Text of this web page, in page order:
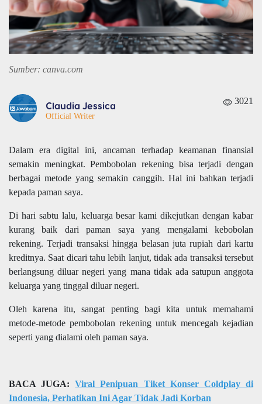
Sumber: canva.com
Claudia Jessica
Official Writer
3021
Dalam era digital ini, ancaman terhadap keamanan finansial
semakin meningkat. Pembobolan rekening bisa terjadi dengan
berbagai metode yang semakin canggih. Hal ini bahkan terjadi
kepada paman saya.
Di hari sabtu lalu, keluarga besar kami dikejutkan dengan kabar
kurang baik dari paman saya yang mengalami kebobolan
rekening. Terjadi transaksi hingga belasan juta rupiah dari kartu
kreditnya. Saat dicari tahu lebih lanjut, tidak ada transaksi tersebut
berlangsung diluar negeri yang mana tidak ada satupun anggota
keluarga yang tinggal diluar negeri.
Oleh karena itu, sangat penting bagi kita untuk memahami
metode-metode pembobolan rekening untuk mencegah kejadian
seperti yang dialami oleh paman saya.
BACA JUGA:Viral Penipuan Tiket Konser Coldplay di
Indonesia, Perhatikan Ini Agar Tidak Jadi Korban